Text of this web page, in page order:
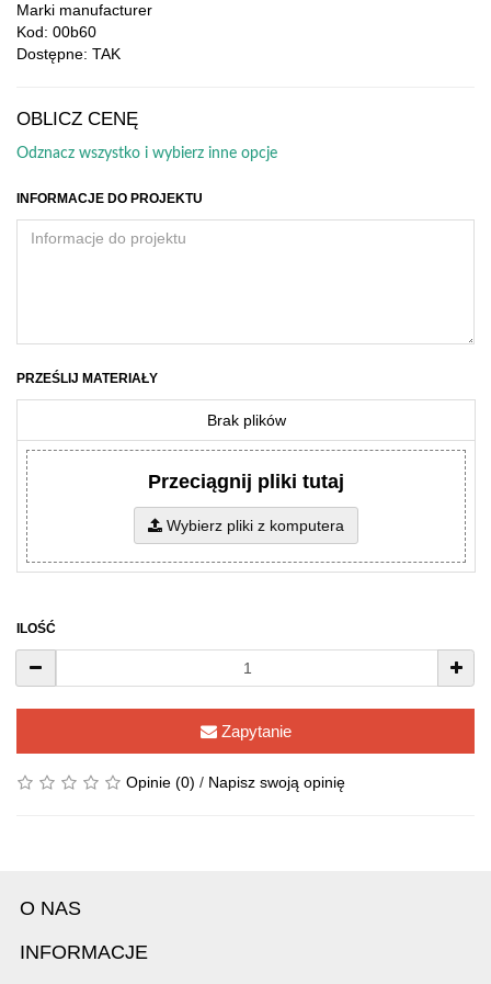
Marki manufacturer
Kod: 00b60
Dostępne: TAK
OBLICZ CENĘ
Odznacz wszystko i wybierz inne opcje
INFORMACJE DO PROJEKTU
PRZEŚLIJ MATERIAŁY
Brak plików
Przeciągnij pliki tutaj
Wybierz pliki z komputera
ILOŚĆ
Zapytanie
Opinie (0) / Napisz swoją opinię
O NAS
INFORMACJE